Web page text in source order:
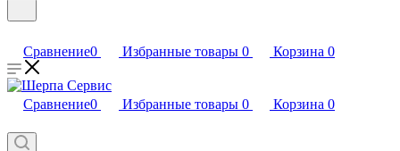
Сравнение0 Избранные товары 0 Корзина 0
Сравнение0 Избранные товары 0 Корзина 0